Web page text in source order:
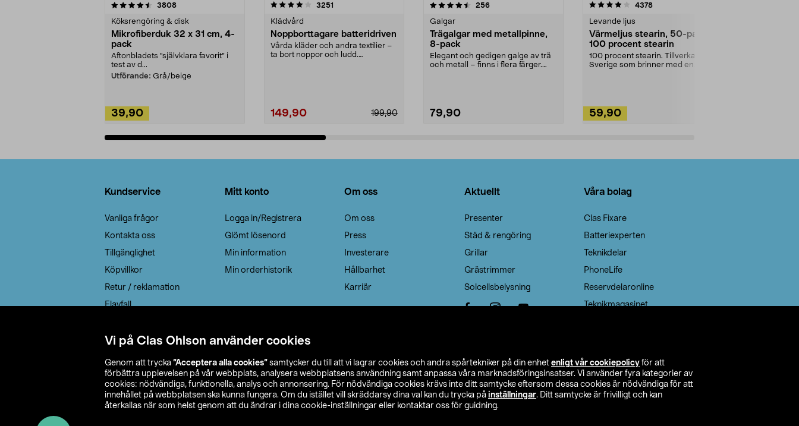
Vi på Clas Ohlson använder cookies
Genom att trycka ”Acceptera alla cookies” samtycker du till att vi lagrar cookies och andra spårtekniker på din enhet enligt vår cookiepolicy för att
förbättra upplevelsen på vår webbplats, analysera webbplatsens användning samt anpassa våra marknadsföringsinsatser. Vi använder fyra kategorier av
cookies: nödvändiga, funktionella, analys och annonsering. För nödvändiga cookies krävs inte ditt samtycke eftersom dessa cookies är nödvändiga för att
innehållet på webbplatsen ska kunna fungera. Om du istället vill skräddarsy dina val kan du trycka på inställningar. Ditt samtycke är frivilligt och kan
återkallas när som helst genom att du ändrar i dina cookie-inställningar eller kontaktar oss för guidning.
3808recensioner
Köksrengöring & disk
Mikrofiberduk 32 x 31 cm, 4-
pack
Aftonbladets "självklara favorit” i
test av d...
Utförande: Grå/beige
39,90
4.0av 5 stjärnor 3251
Klädvård
Noppborttagare batteridriven
Vårda kläder och andra textilier –
ta bort noppor och ludd.
199,90
149,90
4.5av 5 stjärnor 256recensioner
Galgar
Trägalgar med metallpinne,
8-pack
Elegant och gedigen galge av trä
och metall – finns i flera färger.
79,90
4.0av 5 stjärnor 4378recensioner
Levande ljus
Värmeljus stearin, 50-pack,
100 procent stearin
100 procent stearin. Tillverkade i
Sverige som brinner med en
59,90
4.5av 5 stjärnor
Kundservice
Vanliga frågor
Kontakta oss
Tillgänglighet
Köpvillkor
Retur / reklamation
Elavfall
Leveransalternativ
Mitt konto
Logga in/Registrera
Glömt lösenord
Min information
Min orderhistorik
Om oss
Om oss
Press
Investerare
Hållbarhet
Karriär
Aktuellt
Presenter
Städ & rengöring
Grillar
Grästrimmer
Solcellsbelysning
Våra bolag
Clas Fixare
Batteriexperten
Teknikdelar
PhoneLife
Reservdelaronline
Teknikmagasinet